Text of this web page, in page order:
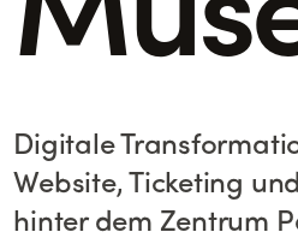
Digitale
Website, Ticketing
hinter dem Zentrum